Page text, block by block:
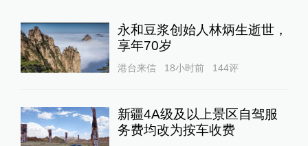
永和豆浆创始人林炳生逝世，
享年70岁
港台来信 18小时前 144评
新疆4A级及以上景区自驾服
务费均改为按车收费